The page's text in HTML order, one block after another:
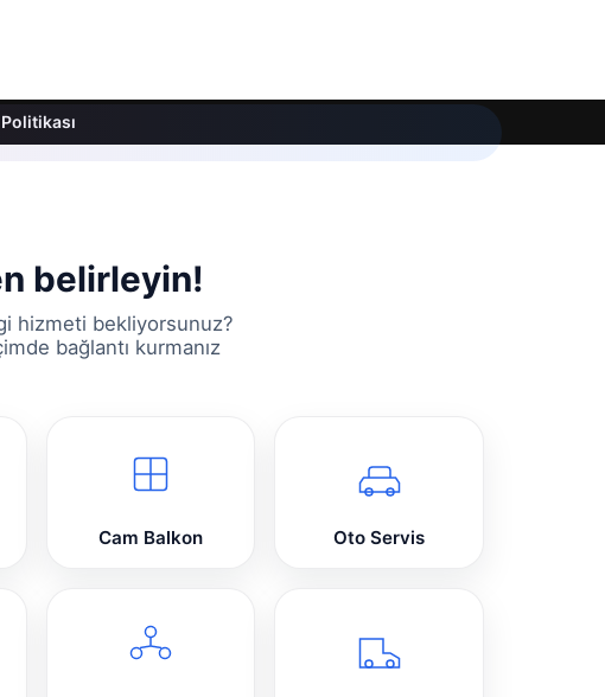
belirleyin!
hizmeti bekliyorsunuz?
bağlantı kurmanız
Cam Balkon Oto Servis